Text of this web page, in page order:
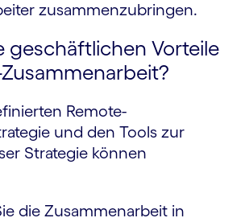
zusammenzubringen.
geschäftlichen Vorteile
Remote-
und den Tools zur
Strategie können
die Zusammenarbeit in